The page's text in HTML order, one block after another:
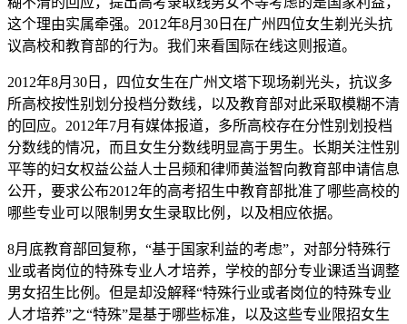
这个理由实属牵强。2012年8月30日在广州四位女生剃光头抗
议高校和教育部的行为。我们来看国际在线这则报道。
2012年8月30日，四位女生在广州文塔下现场剃光头，抗议多
所高校按性别划分投档分数线，以及教育部对此采取模糊不清
的回应。2012年7月有媒体报道，多所高校存在分性别划投档
分数线的情况，而且女生分数线明显高于男生。长期关注性别
平等的妇女权益公益人士吕频和律师黄溢智向教育部申请信息
公开，要求公布2012年的高考招生中教育部批准了哪些高校的
哪些专业可以限制男女生录取比例，以及相应依据。
8月底教育部回复称，“基于国家利益的考虑”，对部分特殊行
业或者岗位的特殊专业人才培养，学校的部分专业课适当调整
男女招生比例。但是却没解释“特殊行业或者岗位的特殊专业
人才培养”之“特殊”是基于哪些标准，以及这些专业限招女生